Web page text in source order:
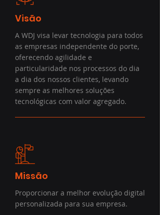
Visão
A WDJ visa levar tecnologia para todos
as empresas independente do porte,
oferecendo agilidade e
particularidade nos processos do dia
a dia dos nossos clientes, levando
sempre as melhores soluções
tecnológicas com valor agregado.
Missão
Proporcionar a melhor evolução digital
personalizada para sua empresa.